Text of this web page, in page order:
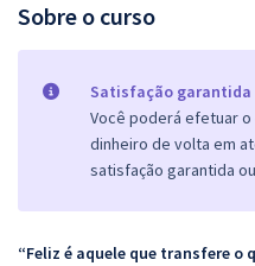
Sobre o curso
Satisfação garantida
Você poderá efetuar
dinheiro de volta em
satisfação garantida
“Feliz é aquele que transfere o